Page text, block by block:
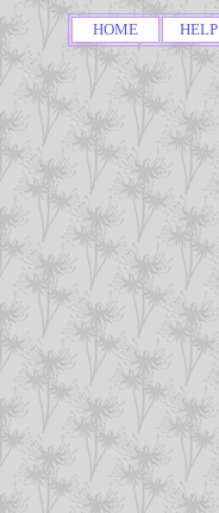
HOME HELP